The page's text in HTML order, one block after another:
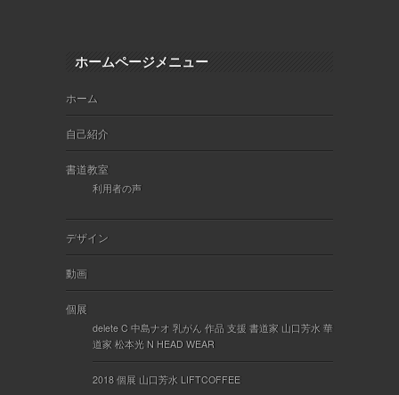
ホームページメニュー
ホーム
自己紹介
書道教室
利用者の声
デザイン
動画
個展
delete C 中島ナオ 乳がん 作品 支援 書道家 山口芳水 華
道家 松本光 N HEAD WEAR
2018 個展 山口芳水 LIFTCOFFEE